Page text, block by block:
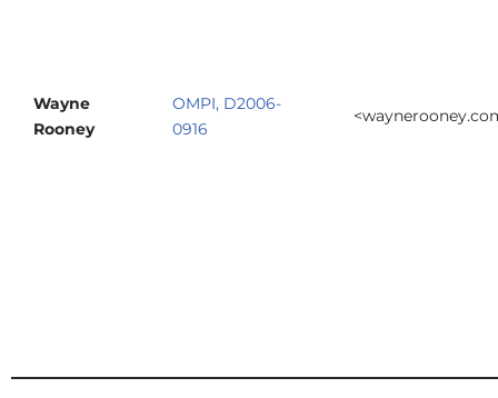
Wayne
Rooney
OMPI, D2006-
0916